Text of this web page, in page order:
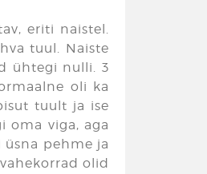
eriti naistel.
tuul. Naiste
ühtegi nulli. 3
oli ka
tuult ja ise
oma viga, aga
pehme ja
olid